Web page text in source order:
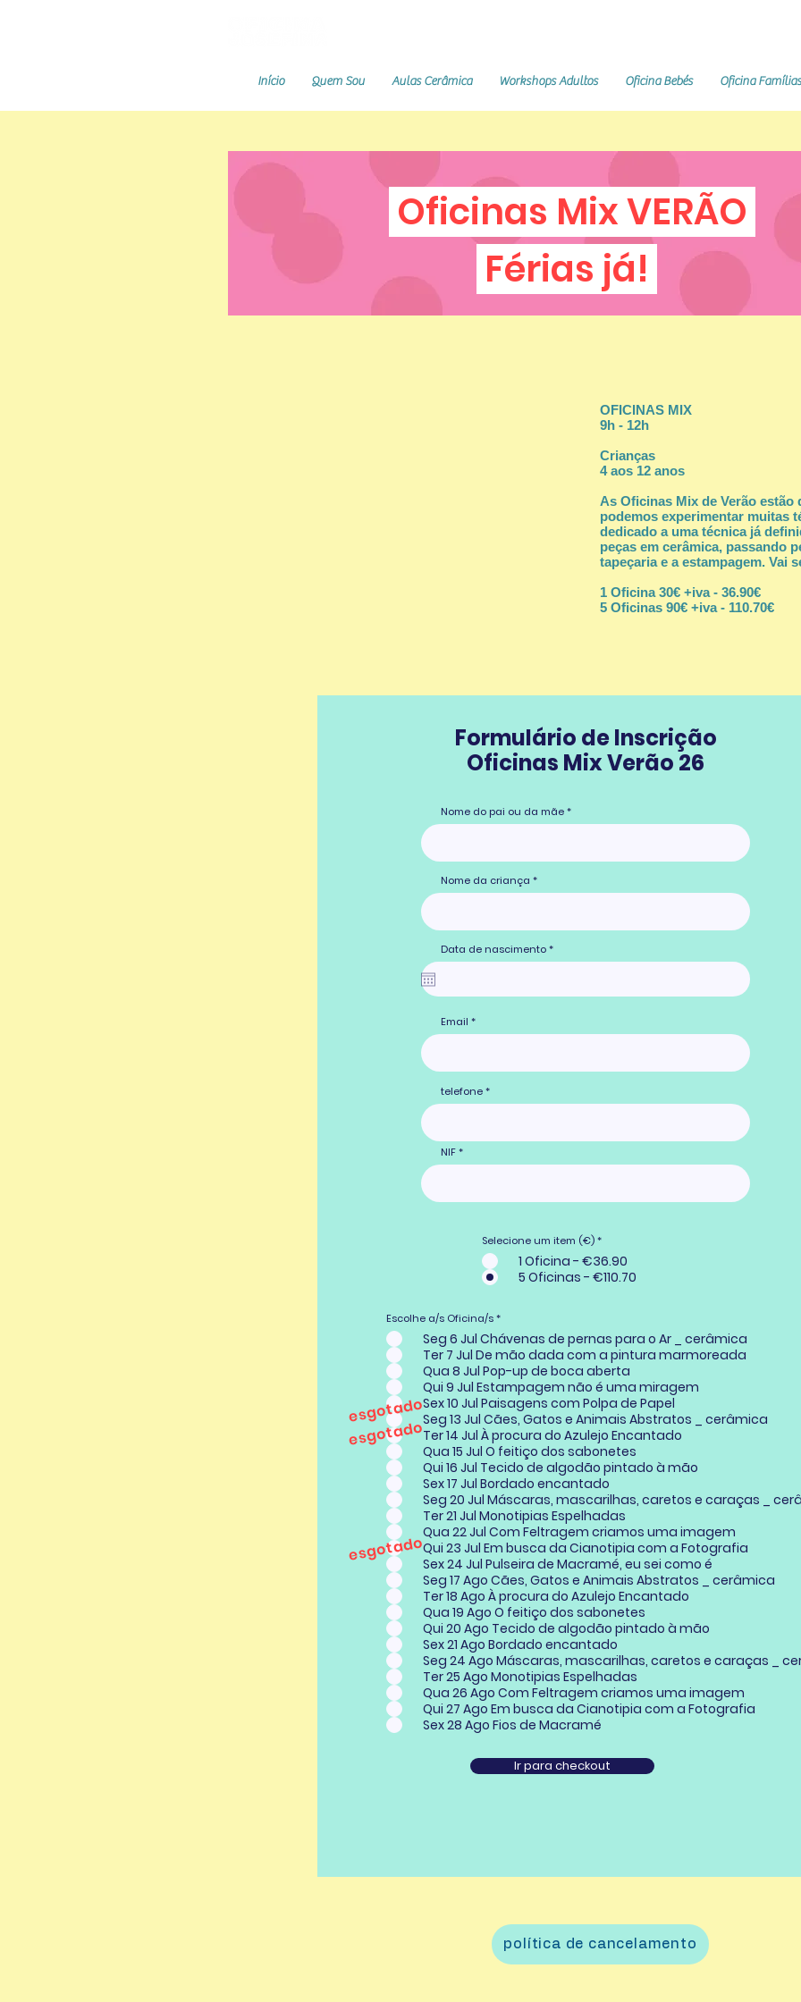
Início Quem Sou Aulas Cerâmica Workshops Adultos Oficina Bebés Oficina Famílias
Oficinas Mix VERÃO
Férias já!
OFICINAS MIX
9h - 12h
Crianças
4 aos 12 anos
As Oficinas Mix de Verão estão
podemos experimentar muitas
dedicado a uma técnica já
peças em cerâmica, passando
tapeçaria e a estampagem. Vai
1 Oficina 30€ +iva - 36.90€
5 Oficinas 90€ +iva - 110.70€
Formulário de Inscrição
Oficinas Mix Verão 26
Nome do pai ou da mãe
Nome da criança
Data de nascimento*r
r
Email
telefone
NIF
Selecione um item (€)*
1 Oficina - €36.90
5 Oficinas - €110.70
Escolhe a/s Oficina/s*O
r
i
g
a
t
ó
r
i
o
Seg 6 Jul Chávenas de pernas para o Ar _ cerâmica
Ter 7 Jul De mão dada com a pintura marmoreada
Qua 8 Jul Pop-up de boca aberta
Qui 9 Jul Estampagem não é uma miragem
Sex 10 Jul Paisagens com Polpa de Papel
Seg 13 Jul Cães, Gatos e Animais Abstratos _ cerâmica
Ter 14 Jul À procura do Azulejo Encantado
Qua 15 Jul O feitiço dos sabonetes
Qui 16 Jul Tecido de algodão pintado à mão
Sex 17 Jul Bordado encantado
Seg 20 Jul Máscaras,
Ter 21 Jul Monotipias Espelhadas
Qua 22 Jul Com Feltragem criamos uma imagem
Qui 23 Jul Em busca da Cianotipia com a Fotografia
Sex 24 Jul Pulseira de Macramé, eu sei como é
Seg 17 Ago Cães, Gatos e Animais Abstratos _ cerâmica
Ter 18 Ago À procura do Azulejo Encantado
Qua 19 Ago O feitiço dos sabonetes
Qui 20 Ago Tecido de algodão pintado à mão
Sex 21 Ago Bordado encantado
Seg 24 Ago
Ter 25 Ago Monotipias Espelhadas
Qua 26 Ago Com Feltragem criamos uma imagem
Qui 27 Ago Em busca da Cianotipia com a Fotografia
Sex 28 Ago Fios de Macramé
esgotado
esgotado
esgotado
Ir para checkout
política de cancelamento